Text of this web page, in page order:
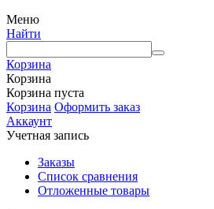
Меню
Найти
Корзина
Корзина
Корзина пуста
Корзина Оформить заказ
Аккаунт
Учетная запись
Заказы
Список сравнения
Отложенные товары